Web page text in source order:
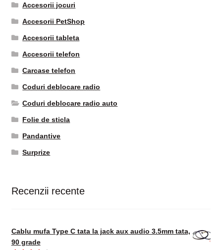
Accesorii jocuri
Accesorii PetShop
Accesorii tableta
Accesorii telefon
Carcase telefon
Coduri deblocare radio
Coduri deblocare radio auto
Folie de sticla
Pandantive
Surprize
Recenzii recente
Cablu mufa Type C tata la jack aux audio 3.5mm tata,
90 grade